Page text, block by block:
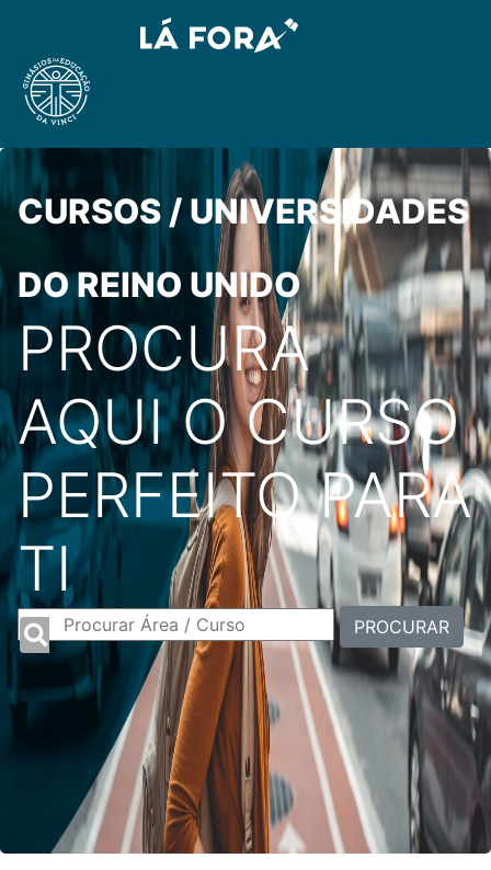
CURSOS / UNIVERSIDADES
DO REINO UNIDO
PROCURA
AQUI O CURSO
PERFEITO PARA
TI
PROCURAR